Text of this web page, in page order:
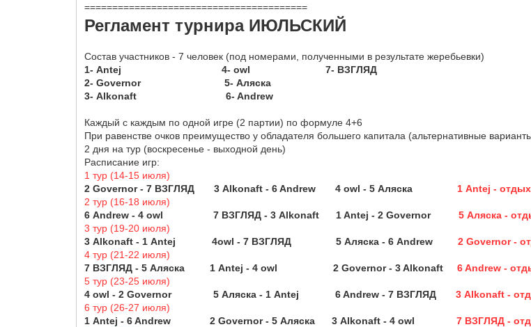
========================================
Регламент турнира ИЮЛЬСКИЙ
Состав участников - 7 человек (под номерами, полученными в результате жеребьевки)
1- Antej 4- owl 7- ВЗГЛЯД
2- Governor 5- Аляска
3- Alkonaft 6- Andrew
Каждый с каждым по одной игре (2 партии) по формуле 4+6
При равенстве очков преимущество у обладателя большего капитала (альтернативные
2 дня на тур (воскресенье - выходной день)
Расписание игр:
1 тур (14-15 июля)
2 Governor - 7 ВЗГЛЯД 3 Alkonaft - 6 Andrew 4 owl - 5 Аляска 1 Antej -
2 тур (16-18 июля)
6 Andrew - 4 owl 7 ВЗГЛЯД - 3 Alkonaft 1 Antej - 2 Governor5 Аляска -
3 тур (19-20 июля)
3 Alkonaft - 1 Antej 4owl - 7 ВЗГЛЯД 5 Аляска - 6 Andrew2 Governor -
4 тур (21-22 июля)
7 ВЗГЛЯД - 5 Аляска 1 Antej - 4 owl 2 Governor - 3 Alkonaft6 Andrew -
5 тур (23-25 июля)
4 owl - 2 Governor 5 Аляска - 1 Antej 6 Andrew - 7 ВЗГЛЯД3 Alkonaft -
6 тур (26-27 июля)
1 Antej - 6 Andrew 2 Governor - 5 Аляска 3 Alkonaft - 4 owl7 ВЗГЛЯД -